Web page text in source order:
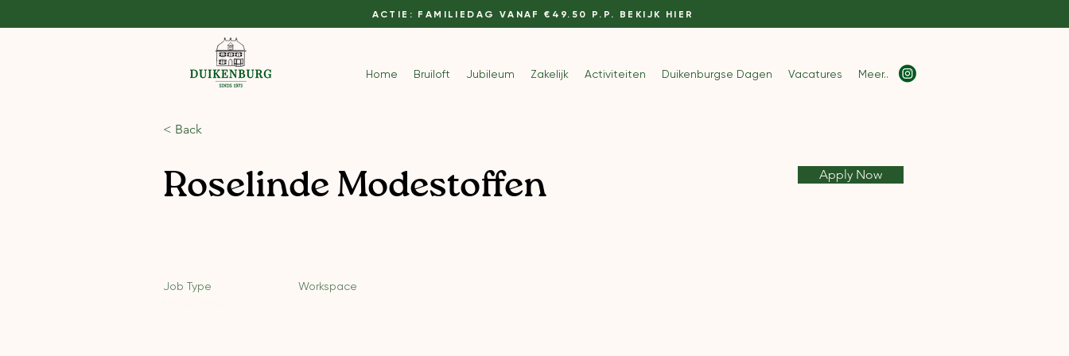
ACTIE: FAMILIEDAG VANAF €49.50 P.P. BEKIJK HIER
Home Bruiloft Jubileum Zakelijk Activiteiten Duikenburgse Dagen Vacatures Meer..
< Back
Roselinde Modestoffen Apply Now
Job Type
Workspace